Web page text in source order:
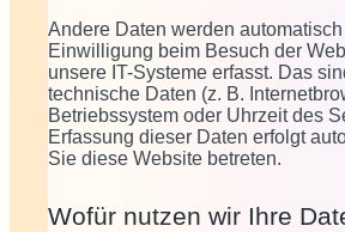
Andere Daten werden
Einwilligung beim Besuch der
unsere IT-Systeme erfasst. Das
technische Daten (z. B.
Betriebssystem oder Uhrzeit des
Erfassung dieser Daten erfolgt
Sie diese Website betreten.
Wofür nutzen wir Ihre